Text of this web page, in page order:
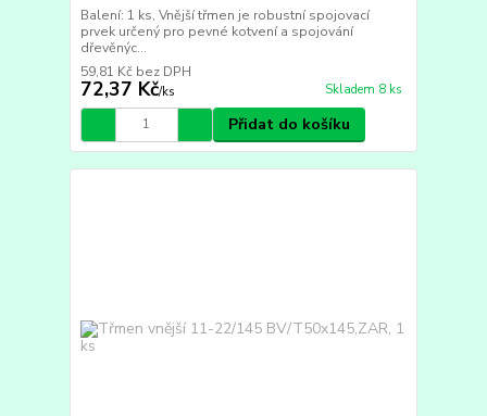
Balení: 1 ks, Vnější třmen je robustní spojovací
prvek určený pro pevné kotvení a spojování
dřevěnýc...
72,37 Kč/ks
59,81 Kč bez DPH
Skladem 8 ks
Přidat do košíku